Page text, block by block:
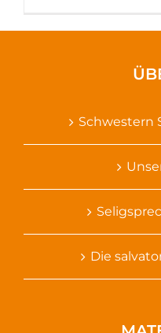
Schwestern
Die